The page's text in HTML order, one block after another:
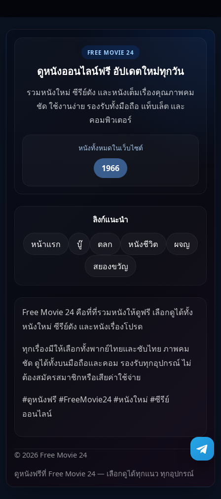
FREE MOVIE 24
ดูหนังออนไลน์ฟรี อัปเดตใหม่ทุกวัน
รวมหนังใหม่ ซีรีย์ดัง และหนังเต็มเรื่องคุณภาพคม
ชัด ใช้งานง่าย รองรับทั้งมือถือ แท็บเล็ต และ
คอมพิวเตอร์
หนังทั้งหมดในเว็บไซต์
1966
ลิงก์แนะนำ
หน้าแรก บู๊ ตลก หนังชีวิต ผจญ
สยองขวัญ
Free Movie 24 คือที่ที่รวมหนังให้ดูฟรี เลือกดูได้ทั้ง
หนังใหม่ ซีรีย์ดัง และหนังเรื่องโปรด
ทุกเรื่องมีให้เลือกทั้งพากย์ไทยและซับไทย ภาพคม
ชัด ดูได้ทั้งบนมือถือและคอม รองรับทุกอุปกรณ์ ไม่
ต้องสมัครสมาชิกหรือเสียค่าใช้จ่าย
#ดูหนังฟรี #FreeMovie24 #หนังใหม่ #ซีรีย์
ออนไลน์
© 2026 Free Movie 24
ดูหนังฟรีที่ Free Movie 24 — เลือกดูได้ทุกแนว ทุกอุปกรณ์